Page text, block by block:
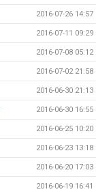
2016-07-26 14:57
2016-07-11 09:29
2016-07-08 05:12
2016-07-02 21:58
2016-06-30 21:13
2016-06-30 16:55
2016-06-25 10:20
2016-06-23 13:18
2016-06-20 17:03
2016-06-19 16:41